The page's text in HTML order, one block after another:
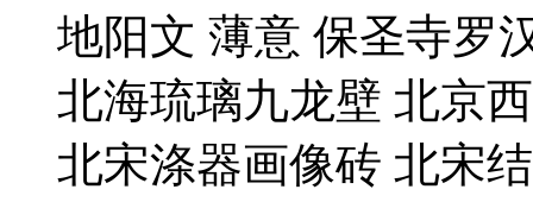
地阳文 薄意 保圣寺罗
北海琉璃九龙壁 北京
北宋涤器画像砖 北宋